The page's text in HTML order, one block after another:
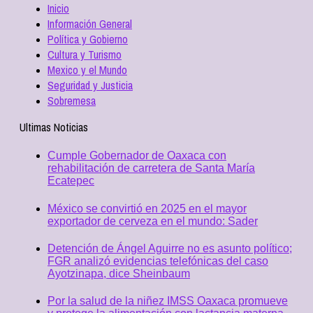
Inicio
Información General
Política y Gobierno
Cultura y Turismo
Mexico y el Mundo
Seguridad y Justicia
Sobremesa
Ultimas Noticias
Cumple Gobernador de Oaxaca con
rehabilitación de carretera de Santa María
Ecatepec
México se convirtió en 2025 en el mayor
exportador de cerveza en el mundo: Sader
Detención de Ángel Aguirre no es asunto político;
FGR analizó evidencias telefónicas del caso
Ayotzinapa, dice Sheinbaum
Por la salud de la niñez IMSS Oaxaca promueve